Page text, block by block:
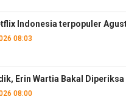
Indonesia terpopuler
08:03
Erin Wartia Bakal
08:00